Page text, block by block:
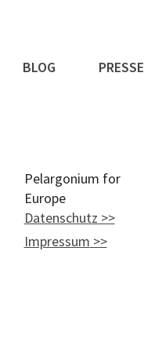
BLOG PRESSE
Pelargonium for
Europe
Datenschutz
Impressum